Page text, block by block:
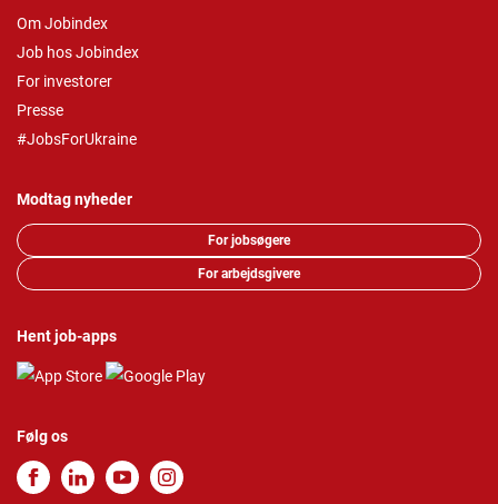
Om Jobindex
Job hos Jobindex
For investorer
Presse
#JobsForUkraine
Modtag nyheder
For jobsøgere
For arbejdsgivere
Hent job-apps
Følg os